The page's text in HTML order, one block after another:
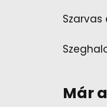
Szarvas
Már